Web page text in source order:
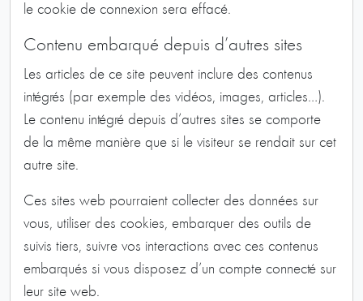
le cookie de connexion sera effacé.
Contenu embarqué depuis d’autres sites
Les articles de ce site peuvent inclure des contenus
intégrés (par exemple des vidéos, images, articles…).
Le contenu intégré depuis d’autres sites se comporte
de la même manière que si le visiteur se rendait sur cet
autre site.
Ces sites web pourraient collecter des données sur
vous, utiliser des cookies, embarquer des outils de
suivis tiers, suivre vos interactions avec ces contenus
embarqués si vous disposez d’un compte connecté sur
leur site web.